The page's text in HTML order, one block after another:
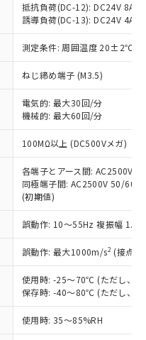
抵抗負荷(DC-12): DC24V 8A/
誘導負荷(DC-13): DC24V 4A/
測定条件: 周囲温度 20±2℃、
ねじ締め端子 (M3.5)
電気的: 最大30回/分
機械的: 最大60回/分
100MΩ以上 (DC500Vメガ)
各端子とアース間: AC2500V
同極端子間: AC2500V 50/
(初期値)
誤動作: 10～55Hz 複振幅
誤動作: 最大1000m/s2 (接点
使用時: -25～70℃ (ただし、氷
保存時: -40～80℃ (ただし、氷
使用時: 35～85%RH
き、同意のうえ
制御機器事業取扱
よび標準価格
いただくもので
扱商品の中には、
となる商品もある
い。
価格照会結果は、
点での社内デー
るものであり、閲
際の在庫および標
があることをご
び標準価格はお客
はお客様担当のオ
店・当社販売員に
売店や当社販売拠
指令（10物質）の
対応品を出す予
令（10物質）の
または確認中の
ど無形物で、有
品です。
含有部品として
した場合などや
ります。
1000ppm以下、 カド
、ポリ臭化ビフェニル
ジフェニルエーテル類
、フタル酸ジブチル
酸ジイソブチル
び制御機器に対する
いては閾値を超える意
率が中国RoHSの
します。
率が中国RoHSの
示します。
販売部門へお問
T26572)：
、 Cd(カドミウ
PBBs(ポリ臭化ビフェ
臭化ジフェニルエーテ
、 DIBP(フタル酸ジ
タル酸ブチルベンジ
シル)) : 1000ppm
製品のうち、外国
法に定める商品
という）を輸出
する場合は、日本
たは役務取引許
必要な手続きを
棄する場合は、完
違法に輸出されな
じます。
核兵器、ミサイ
兵器またはその他
庫あり
ないが在庫あり
在庫状況につ